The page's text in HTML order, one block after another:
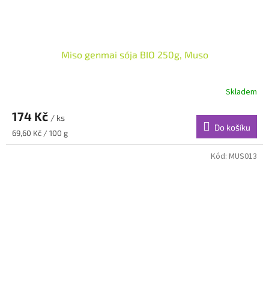
Miso genmai sója BIO 250g, Muso
Skladem
174 Kč / ks
Měrná
cena:
69,60 Kč / 100 g
Do košíku
Kód: MUS013